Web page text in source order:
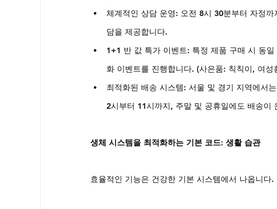
체계적인 상담 운영: 오전 8시 30분부터 자정
담을 제공합니다.
1+1 반 값 특가 이벤트: 특정 제품 구매 시 동
화 이벤트를 진행합니다. (사은품: 칙칙이, 여성
최적화된 배송 시스템: 서울 및 경기 지역에서
2시부터 11시까지, 주말 및 공휴일에도 배송이
생체 시스템을 최적화하는 기본 코드: 생활 습관
효율적인 기능은 건강한 기본 시스템에서 나옵니다.